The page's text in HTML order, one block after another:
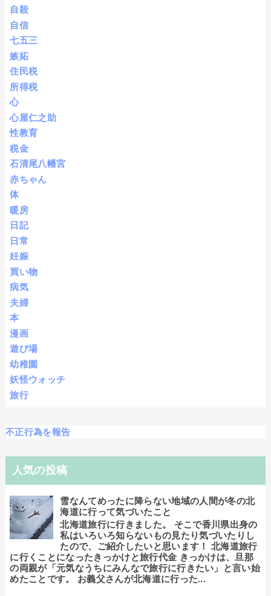
自殺
自信
七五三
嫉妬
住民税
所得税
心
心屋仁之助
性教育
税金
石清尾八幡宮
赤ちゃん
体
暖房
日記
日常
妊娠
買い物
病気
夫婦
本
漫画
遊び場
幼稚園
妖怪ウォッチ
旅行
不正行為を報告
人気の投稿
雪なんてめったに降らない地域の人間が冬の北
海道に行って気づいたこと
北海道旅行に行きました。 そこで香川県出身の
私はいろいろ知らないもの見たり気づいたりし
たので、ご紹介したいと思います！ 北海道旅行
に行くことになったきっかけと旅行代金 きっかけは、旦那
の両親が「元気なうちにみんなで旅行に行きたい」と言い始
めたことです。 お義父さんが北海道に行った...